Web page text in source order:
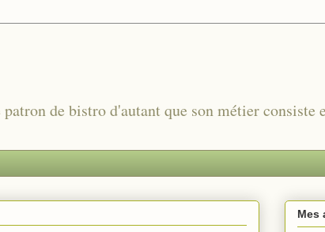
de bistro d'autant que son métier consiste
Mes